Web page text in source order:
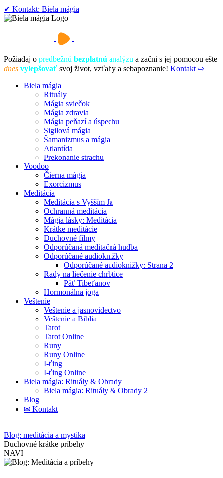
✔︎ Kontakt: Biela mágia
Požiadaj o predbežnú bezplatnú analýzu a začni s jej pomocou ešte
dnes vylepšovaťsvoj život, vzťahy a sebapoznanie! Kontakt ⇨
Biela mágia
Rituály
Mágia sviečok
Mágia zdravia
Mágia peňazí a úspechu
Sigilová mágia
Šamanizmus a mágia
Atlantída
Prekonanie strachu
Voodoo
Čierna mágia
Exorcizmus
Meditácia
Meditácia s Vyšším Ja
Ochranná meditácia
Mágia lásky: Meditácia
Krátke meditácie
Duchovné filmy
Odporúčaná meditačná hudba
Odporúčané audioknižky
Odporúčané audioknižky: Strana 2
Rady na liečenie chrbtice
Päť Tibeťanov
Hormonálna joga
Veštenie
Veštenie a jasnovidectvo
Veštenie a Biblia
Tarot
Tarot Online
Runy
Runy Online
I-ťing
I-ťing Online
Biela mágia: Rituály & Obrady
Biela mágia: Rituály & Obrady 2
Blog
✉ Kontakt
Blog: meditácia a mystika
Duchovné krátke príbehy
NAVI